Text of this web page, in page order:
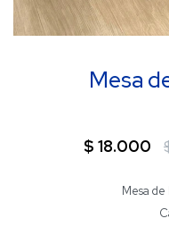
Mesa
$ 18.000
Mesa